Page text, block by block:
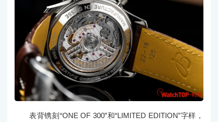
表背镌刻“ONE OF 300”和“LIMITED EDITION”字样，